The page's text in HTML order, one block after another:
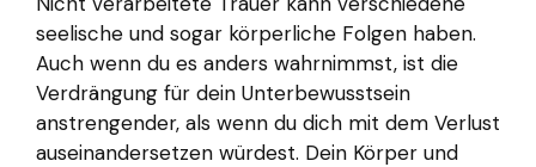
seelische und sogar körperliche Folgen haben.
Auch wenn du es anders wahrnimmst, ist die
Verdrängung für dein Unterbewusstsein
anstrengender, als wenn du dich mit dem Verlust
auseinandersetzen würdest. Dein Körper und